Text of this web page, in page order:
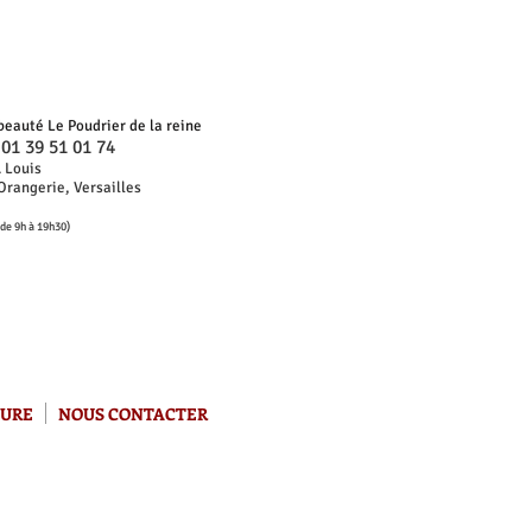
Le Poudrier de la reine
01 39 51 01 74
Louis
Versailles
9h à 19h30)
NOUS CONTACTER